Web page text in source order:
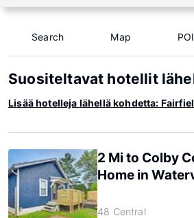
Search Map POI
Suositeltavat hotellit
Lisää hotelleja lähellä kohdetta:
2 Mi to Colby
Home in
48 Central